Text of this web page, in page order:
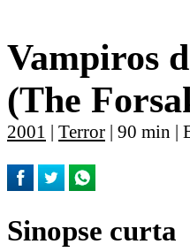
Vampiros
(The
2001 | Terror | 90 min |
Sinopse curta